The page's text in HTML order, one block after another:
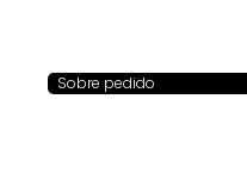
Sobre pedido